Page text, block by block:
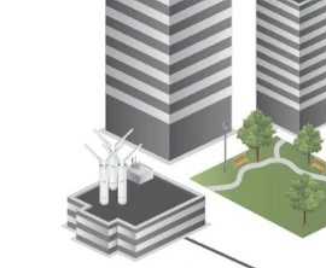
953,00 zł
NETTO: 774,80 zł